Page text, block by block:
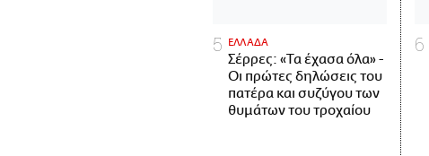
ΕΛΛΑΔΑ
Σέρρες: «Τα έχασα όλα» -
Οι πρώτες δηλώσεις του
πατέρα και συζύγου των
θυμάτων του τροχαίου